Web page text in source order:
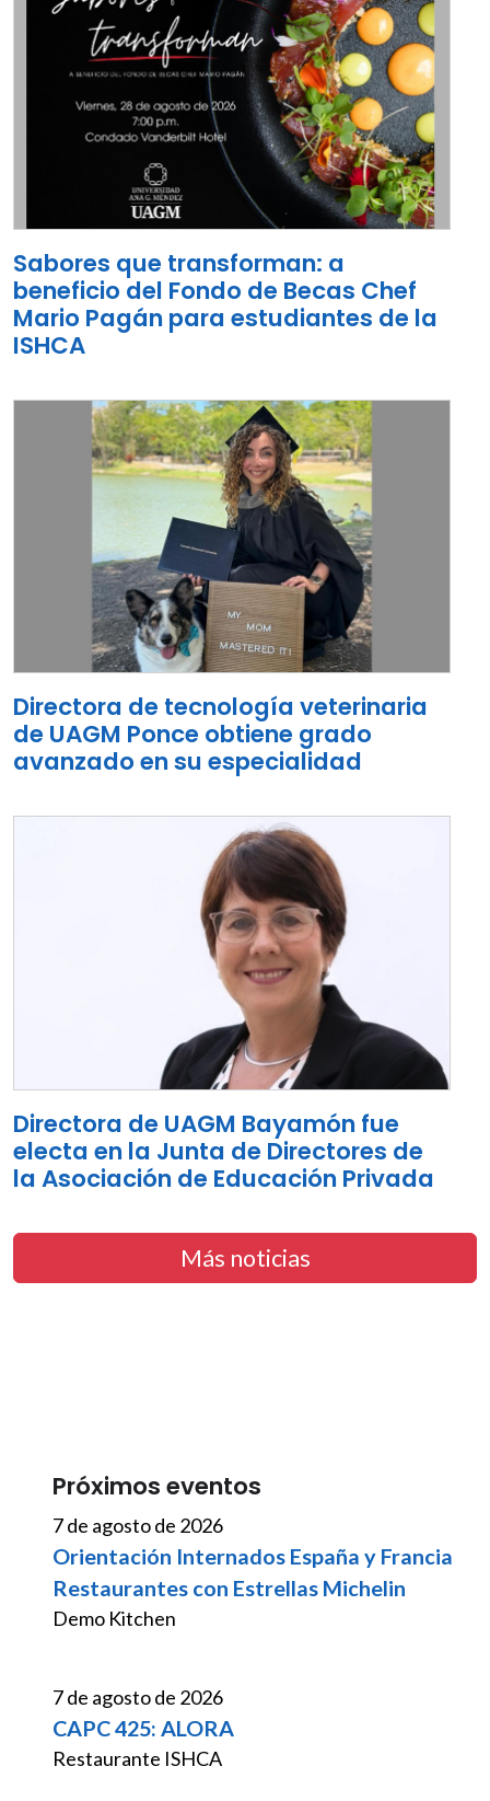
Sabores que transforman: a
beneficio del Fondo de Becas Chef
Mario Pagán para estudiantes de la
ISHCA
Directora de tecnología veterinaria
de UAGM Ponce obtiene grado
avanzado en su especialidad
Directora de UAGM Bayamón fue
electa en la Junta de Directores de
la Asociación de Educación Privada
Más noticias
Próximos eventos
7 de agosto de 2026
Orientación Internados España y Francia
Restaurantes con Estrellas Michelin
Demo Kitchen
7 de agosto de 2026
CAPC 425: ALORA
Restaurante ISHCA